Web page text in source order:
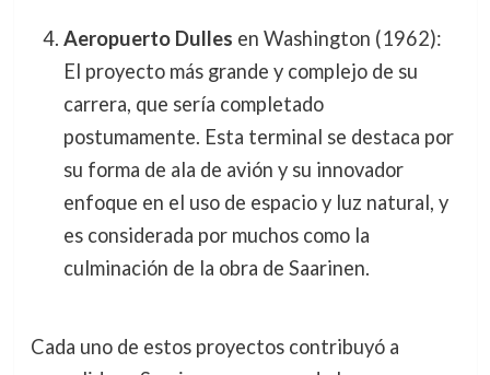
Aeropuerto Dulles en Washington (1962):
El proyecto más grande y complejo de su
carrera, que sería completado
postumamente. Esta terminal se destaca por
su forma de ala de avión y su innovador
enfoque en el uso de espacio y luz natural, y
es considerada por muchos como la
culminación de la obra de Saarinen.
Cada uno de estos proyectos contribuyó a